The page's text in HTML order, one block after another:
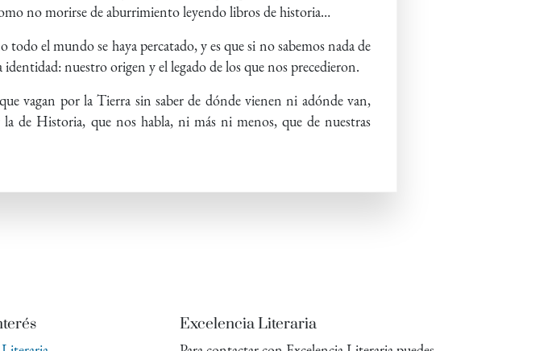
no morirse de aburrimiento leyendo libros de historia…
el mundo se haya percatado, y es que si no sabemos nada de
nuestro origen y el legado de los que nos precedieron.
vagan por la Tierra sin saber de dónde vienen ni adónde van,
de Historia, que nos habla, ni más ni menos, que de nuestras
Excelencia Literaria